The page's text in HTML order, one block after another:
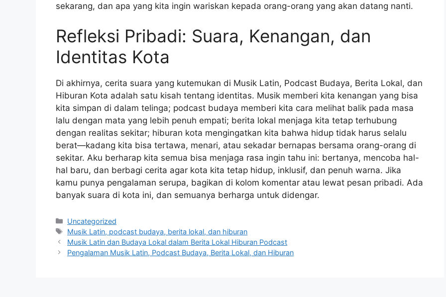
sekarang, dan apa yang kita ingin wariskan kepada orang-orang yang akan datang nanti.
Refleksi Pribadi: Suara, Kenangan, dan
Identitas Kota
Di akhirnya, cerita suara yang kutemukan di Musik Latin, Podcast Budaya, Berita Lokal, dan
Hiburan Kota adalah satu kisah tentang identitas. Musik memberi kita kenangan yang bisa
kita simpan di dalam telinga; podcast budaya memberi kita cara melihat balik pada masa
lalu dengan mata yang lebih penuh empati; berita lokal menjaga kita tetap terhubung
dengan realitas sekitar; hiburan kota mengingatkan kita bahwa hidup tidak harus selalu
berat—kadang kita bisa tertawa, menari, atau sekadar bernapas bersama orang-orang di
sekitar. Aku berharap kita semua bisa menjaga rasa ingin tahu ini: bertanya, mencoba hal-
hal baru, dan berbagi cerita agar kota kita tetap hidup, inklusif, dan penuh warna. Jika
kamu punya pengalaman serupa, bagikan di kolom komentar atau lewat pesan pribadi. Ada
banyak suara di kota ini, dan semuanya berharga untuk didengar.
Categories
Uncategorized
Tags
Musik Latin, podcast budaya, berita lokal, dan hiburan
Musik Latin dan Budaya Lokal dalam Berita Lokal Hiburan Podcast
Pengalaman Musik Latin, Podcast Budaya, Berita Lokal, dan Hiburan